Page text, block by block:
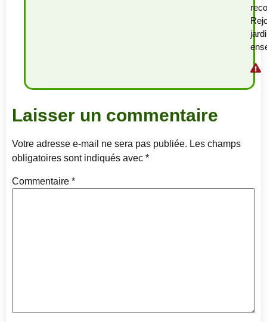
Laisser un commentaire
Votre adresse e-mail ne sera pas publiée. Les champs
obligatoires sont indiqués avec *
Commentaire *